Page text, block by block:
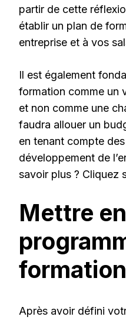
partir de cette
établir un plan de
entreprise et à vos
Il est également
formation comme un
et non comme une
faudra allouer un
en tenant compte
développement de
savoir plus ? Cliquez
Mettre
Après avoir défini